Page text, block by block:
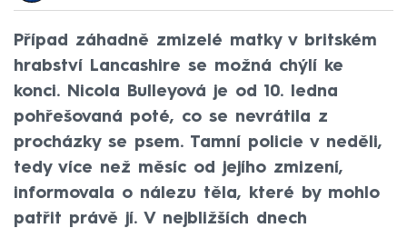
Případ záhadně zmizelé matky v britském
hrabství Lancashire se možná chýlí ke
konci. Nicola Bulleyová je od 10. ledna
pohřešovaná poté, co se nevrátila z
procházky se psem. Tamní policie v neděli,
tedy více než měsíc od jejího zmizení,
informovala o nálezu těla, které by mohlo
patřit právě jí. V nejbližších dnech